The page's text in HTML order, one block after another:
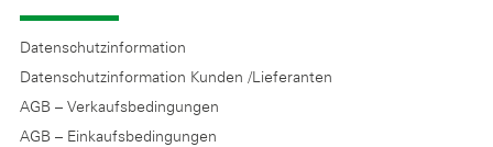
Datenschutzinformation
Datenschutzinformation Kunden /Lieferanten
AGB – Verkaufsbedingungen
AGB – Einkaufsbedingungen